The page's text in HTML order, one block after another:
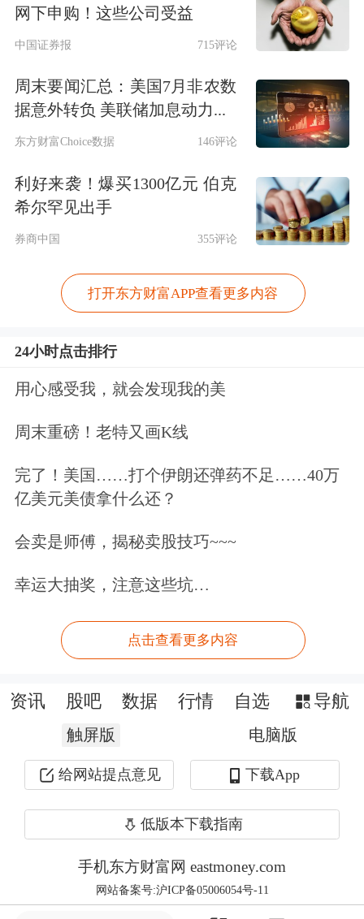
候可能会遭遇客户压价，但自去年中开
始经历非常时期，压价的行为还是比较
少的，汇率下跌的确有利于出口企业的
财务利润增厚，尤其是纺织这类对价格
比较敏感的产业。”
自2015年811汇改以来，人民币汇率经
历了多次即将“破7”的敏感时刻，但最
月底，在岸人民币兑美元汇率最高报
28日深夜23:00左右，彭博交易系统曾
显示汇率破7，但很快央行便出来辟
谣，彭博也称7其为错误数据，市场虚
惊一场；而2018年4月后，人民币汇率
也是一路下跌，到了10月底，在岸人民
币兑美元汇率最高报6.9771，但随着当
升。
“突然破7也是出乎市场意料，我们以为
场是联动的，猜测这可能也和近期离岸
市场的一些状况有关，被抓住了做空机
会。但人民币汇率还是施行有管理的浮
动汇率体制，监管部门对汇率的态度很
重要，目前大家都在等待央行态
度。”北京地区某基金外汇交易经理表
示。
网下申购！这些公司受益
中国证券报 715评论
周末要闻汇总：美国7月非农数
据意外转负 美联储加息动力...
东方财富Choice数据 146评论
利好来袭！爆买1300亿元 伯克
希尔罕见出手
券商中国 355评论
打开东方财富APP查看更多内容
24小时点击排行
用心感受我，就会发现我的美
周末重磅！老特又画K线
完了！美国……打个伊朗还弹药不足……40万
亿美元美债拿什么还？
会卖是师傅，揭秘卖股技巧~~~
幸运大抽奖，注意这些坑…
点击查看更多内容
资讯 股吧 数据 行情 自选 导航
触屏版 电脑版
给网站提点意见 下载App
低版本下载指南
手机东方财富网 eastmoney.com
网站备案号:沪ICP备05006054号-11